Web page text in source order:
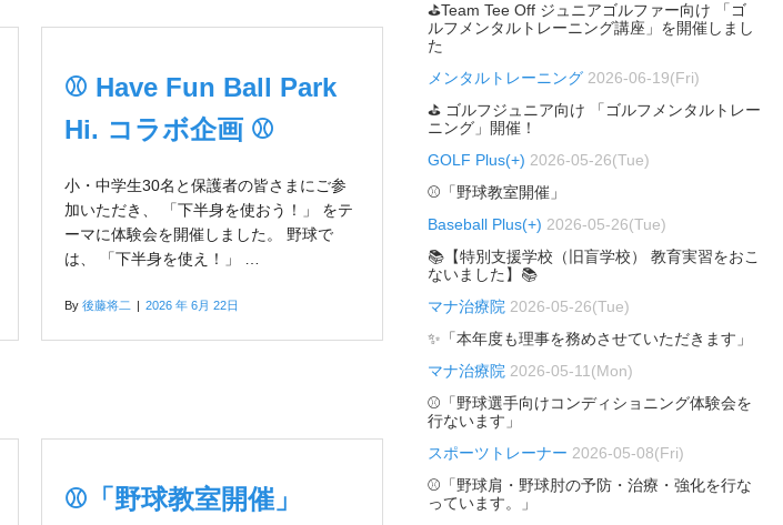
⚾ Have Fun Ball Park
Hi. コラボ企画 ⚾
小・中学生30名と保護者の皆さまにご参
加いただき、 「下半身を使おう！」 をテ
ーマに体験会を開催しました。 野球で
は、 「下半身を使え！」 …
By 後藤将二 | 2026 年 6月 22日
⚾「野球教室開催」
⛳Team Tee Off ジュニアゴルファー向け 「ゴ
ルフメンタルトレーニング講座」を開催しまし
た
メンタルトレーニング 2026-06-19(Fri)
⛳ ゴルフジュニア向け 「ゴルフメンタルトレー
ニング」開催！
GOLF Plus(+) 2026-05-26(Tue)
⚾「野球教室開催」
Baseball Plus(+) 2026-05-26(Tue)
📚【特別支援学校（旧盲学校） 教育実習をおこ
ないました】📚
マナ治療院 2026-05-26(Tue)
✨「本年度も理事を務めさせていただきます」
マナ治療院 2026-05-11(Mon)
⚾「野球選手向けコンディショニング体験会を
行ないます」
スポーツトレーナー 2026-05-08(Fri)
⚾「野球肩・野球肘の予防・治療・強化を行な
っています。」